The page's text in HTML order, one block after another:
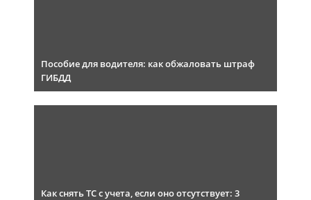
Пособие для водителя: как обжаловать штраф
ГИБДД
Как снять ТС с учета, если оно отсутствует: 3